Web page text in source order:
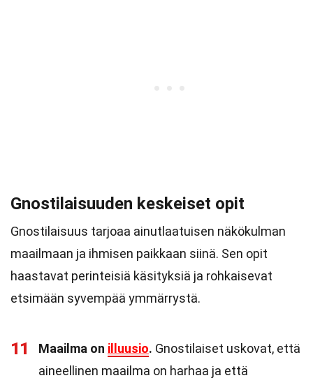
Gnostilaisuuden keskeiset opit
Gnostilaisuus tarjoaa ainutlaatuisen näkökulman
maailmaan ja ihmisen paikkaan siinä. Sen opit
haastavat perinteisiä käsityksiä ja rohkaisevat
etsimään syvempää ymmärrystä.
11 Maailma on illuusio. Gnostilaiset uskovat, että
aineellinen maailma on harhaa ja että